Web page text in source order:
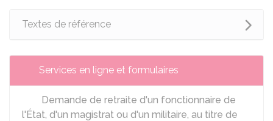
Textes de référence
Services en ligne et formulaires
Demande de retraite d'un fonctionnaire de
l'État, d'un magistrat ou d'un militaire, au titre de